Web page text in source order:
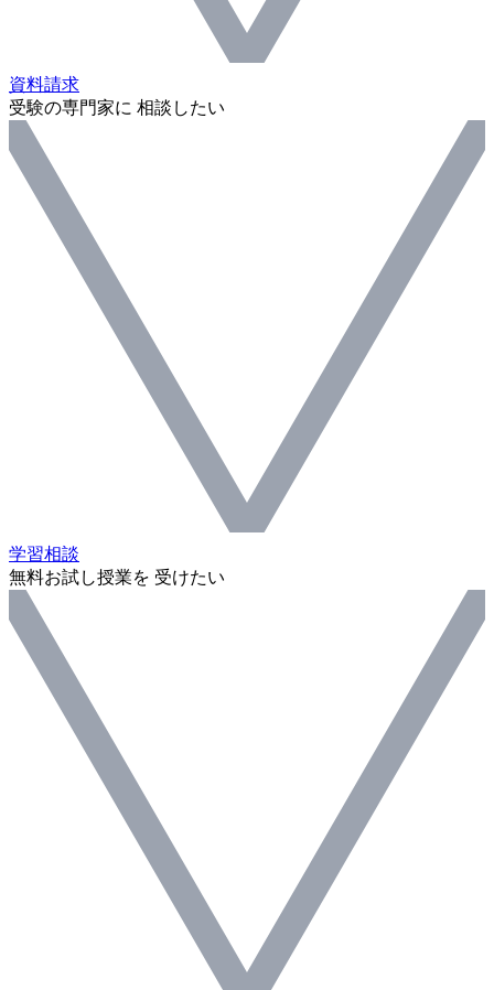
資料請求
受験の専門家に 相談したい
学習相談
無料お試し授業を 受けたい